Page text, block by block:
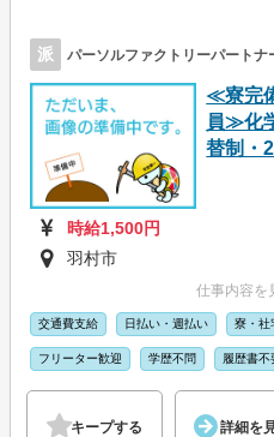
派 パーソルファクトリーパートナ
≪寮完
員≫化
替制・
時給1,500円
羽村市
仕事内容を
交通費支給 日払い・週払い 寮・社
フリーター歓迎 学歴不問 履歴書不
キープする 詳細を